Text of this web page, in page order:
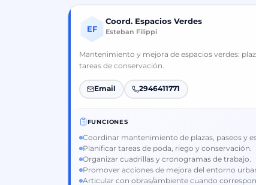
EF
Coord. Espacios Verdes
Esteban Filippi
Mantenimiento y mejora de espacios verdes:
tareas de conservación.
Email 2946411771
FUNCIONES
Coordinar mantenimiento de plazas, paseos y
Planificar tareas de poda, riego y conservación.
Organizar cuadrillas y cronogramas de trabajo.
Promover acciones de mejora del entorno
Articular con obras/ambiente cuando